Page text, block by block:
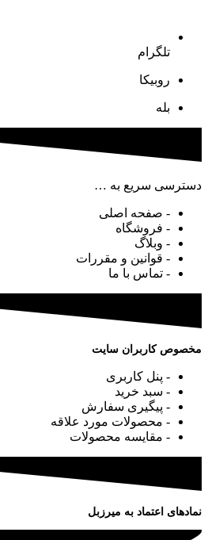
تلگرام
روبیکا
بله
دسترسی سریع به …
- صفحه اصلی
- فروشگاه
- وبلاگ
- قوانین و مقررات
- تماس با ما
مخصوص کاربران سایت
- پنل کاربری
- سبد خرید
- پیگیری سفارش
- محصولات مورد علاقه
- مقایسه محصولات
نمادهای اعتماد به میرزبل